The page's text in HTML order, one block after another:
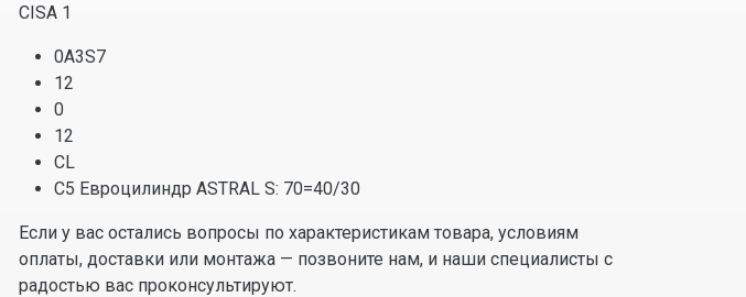
CISA 1
0A3S7
12
0
12
CL
C5 Евроцилиндр ASTRAL S: 70=40/30
Если у вас остались вопросы по характеристикам товара, условиям
оплаты, доставки или монтажа — позвоните нам, и наши специалисты с
радостью вас проконсультируют.